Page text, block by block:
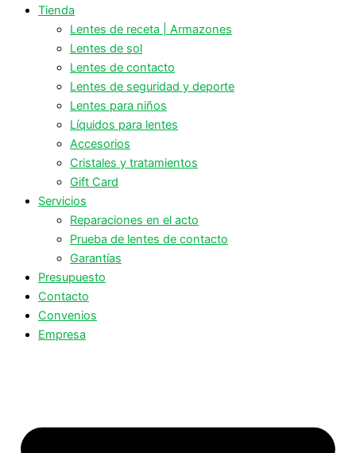
Tienda
Lentes de receta | Armazones
Lentes de sol
Lentes de contacto
Lentes de seguridad y deporte
Lentes para niños
Líquidos para lentes
Accesorios
Cristales y tratamientos
Gift Card
Servicios
Reparaciones en el acto
Prueba de lentes de contacto
Garantías
Presupuesto
Contacto
Convenios
Empresa